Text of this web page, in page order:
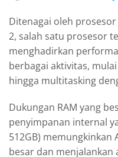
Ditenagai oleh
2, salah satu prosesor
menghadirkan
berbagai aktivitas,
hingga multitasking
Dukungan RAM yang
penyimpanan internal
512GB)
besar dan menjalankan